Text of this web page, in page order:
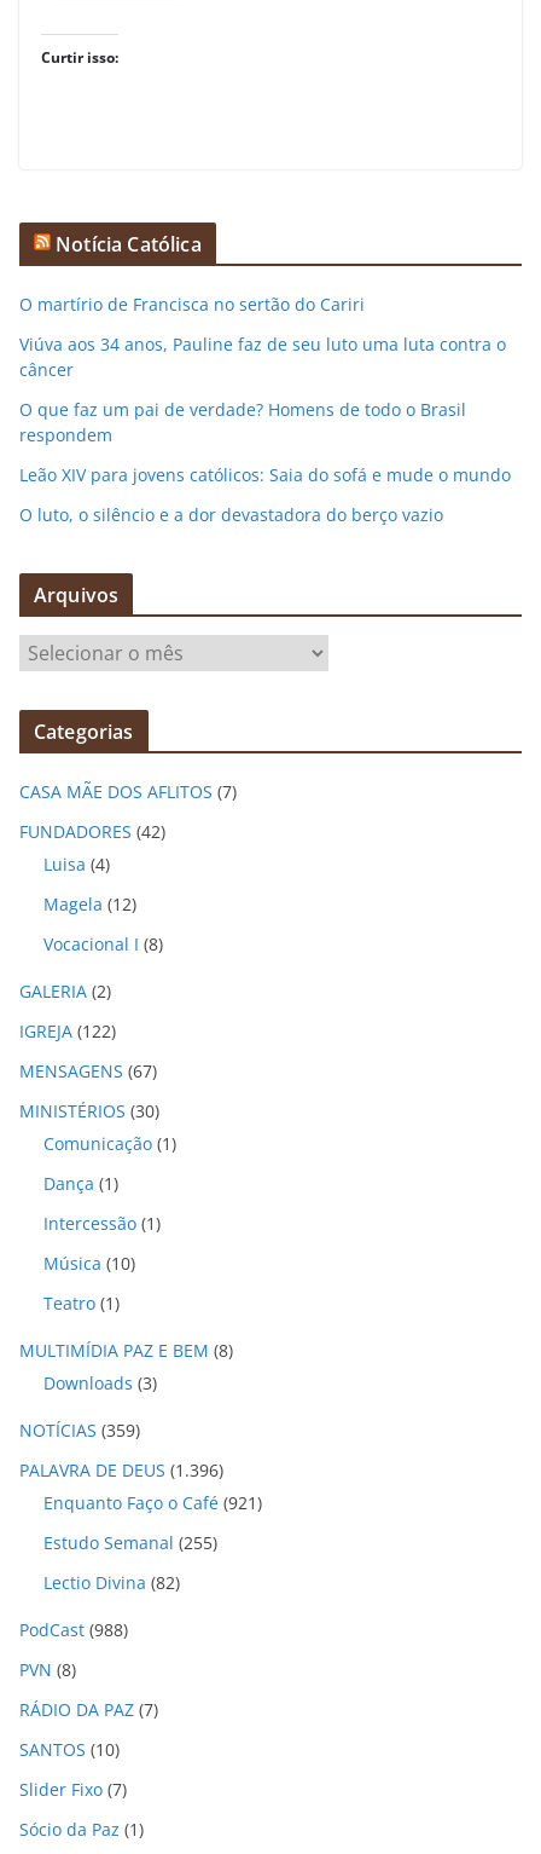
Curtir isso:
Notícia Católica
O martírio de Francisca no sertão do Cariri
Viúva aos 34 anos, Pauline faz de seu luto uma luta contra o
câncer
O que faz um pai de verdade? Homens de todo o Brasil
respondem
Leão XIV para jovens católicos: Saia do sofá e mude o mundo
O luto, o silêncio e a dor devastadora do berço vazio
Arquivos
q
v
o
Categorias
CASA MÃE DOS AFLITOS (7)
FUNDADORES (42)
Luisa (4)
Magela (12)
Vocacional I (8)
GALERIA (2)
IGREJA (122)
MENSAGENS (67)
MINISTÉRIOS (30)
Comunicação (1)
Dança (1)
Intercessão (1)
Música (10)
Teatro (1)
MULTIMÍDIA PAZ E BEM (8)
Downloads (3)
NOTÍCIAS (359)
PALAVRA DE DEUS (1.396)
Enquanto Faço o Café (921)
Estudo Semanal (255)
Lectio Divina (82)
PodCast (988)
PVN (8)
RÁDIO DA PAZ (7)
SANTOS (10)
Slider Fixo (7)
Sócio da Paz (1)